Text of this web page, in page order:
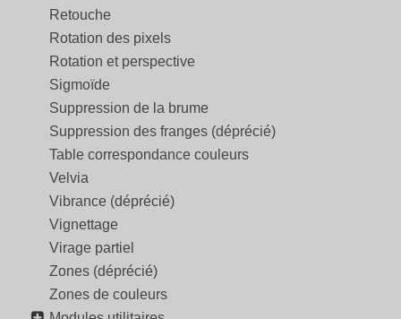
Retouche
Rotation des pixels
Rotation et perspective
Sigmoïde
Suppression de la brume
Suppression des franges (déprécié)
Table correspondance couleurs
Velvia
Vibrance (déprécié)
Vignettage
Virage partiel
Zones (déprécié)
Zones de couleurs